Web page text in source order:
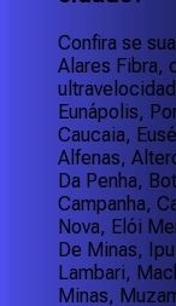
Confira se
Alares Fibra,
Eunápolis,
Caucaia,
Alfenas,
Da Penha,
Campanha,
Nova, Elói
De Minas,
Lambari,
Minas,